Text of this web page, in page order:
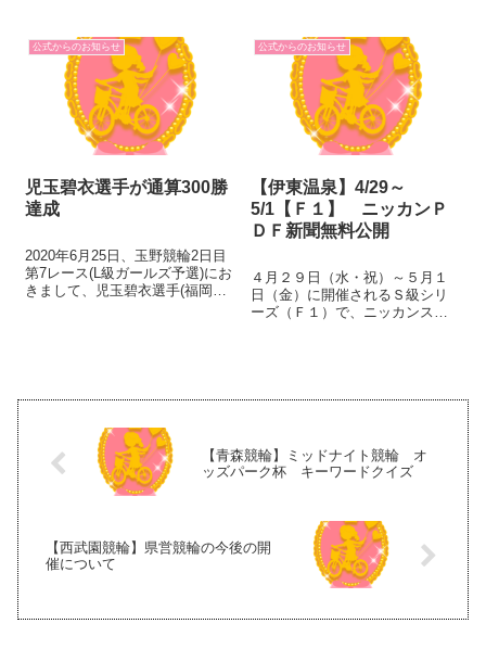
れ、7月23日（木・祝）をもって
全ての競輪...
別昇班に挑戦します
公式からのお知らせ
児玉碧衣選手が通算300勝
達成
2020年6月25日、玉野競輪2日目
第7レース(L級ガールズ予選)にお
きまして、児玉碧衣選手(福岡・
公式からのお知らせ
【伊東温泉】4/29～
5/1【Ｆ１】 ニッカンＰ
ＤＦ新聞無料公開
４月２９日（水・祝）～５月１
日（金）に開催されるＳ級シリ
ーズ（Ｆ１）で、ニッカンスポ
催）Ｇ１（主要開催）などにお
【青森競輪】ミッドナイト競輪 オ
ッズパーク杯 キーワードクイズ
【西武園競輪】県営競輪の今後の開
催について